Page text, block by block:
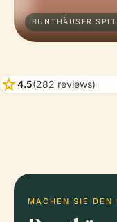
BUNTHÄUSER
star4.5(282 reviews)
MACHEN SIE DEN